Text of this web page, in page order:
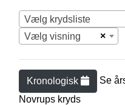
Vælg krydsliste
×
Vælg visning
Kronologisk Se
Novrups kryds